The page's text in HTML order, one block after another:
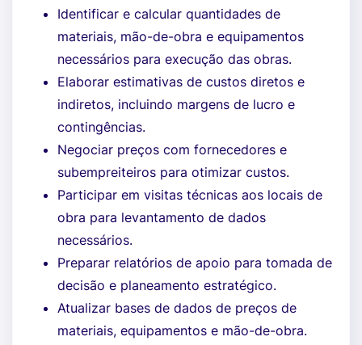
Identificar e calcular quantidades de
materiais, mão-de-obra e equipamentos
necessários para execução das obras.
Elaborar estimativas de custos diretos e
indiretos, incluindo margens de lucro e
contingências.
Negociar preços com fornecedores e
subempreiteiros para otimizar custos.
Participar em visitas técnicas aos locais de
obra para levantamento de dados
necessários.
Preparar relatórios de apoio para tomada de
decisão e planeamento estratégico.
Atualizar bases de dados de preços de
materiais, equipamentos e mão-de-obra.